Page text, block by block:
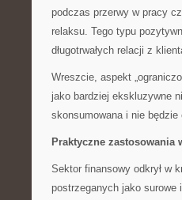
podczas przerwy w pracy
relaksu. Tego typu
długotrwałych relacji z
Wreszcie, aspekt
jako bardziej ekskluzywne
skonsumowana i nie
Praktyczne zastosowania
Sektor finansowy odkrył w
postrzeganych jako